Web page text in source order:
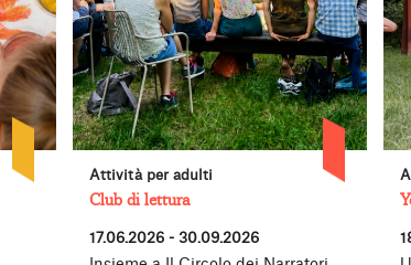
Attività per adulti
Club di lettura
17.06.2026 - 30.09.2026